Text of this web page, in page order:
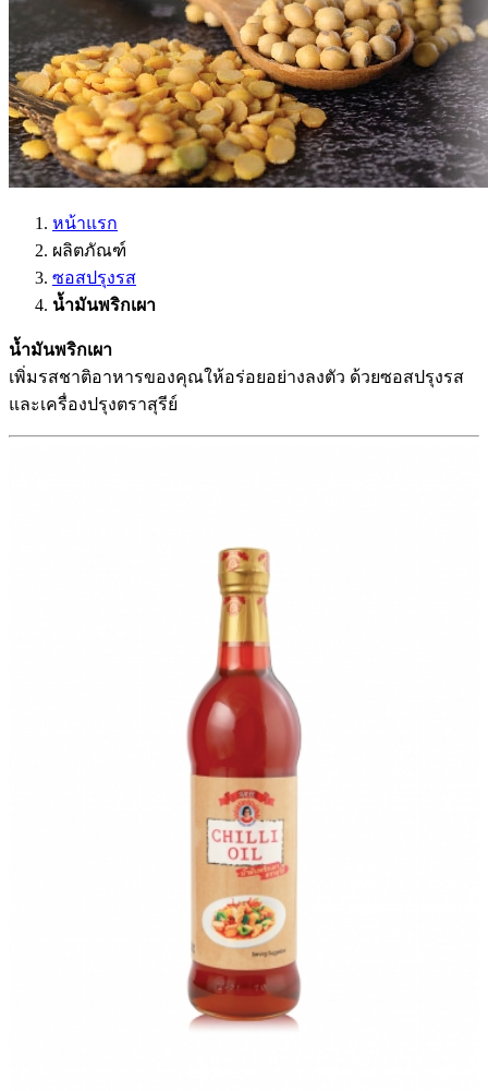
หน้าแรก
ผลิตภัณฑ์
ซอสปรุงรส
น้ำมันพริกเผา
น้ำมันพริกเผา
เพิ่มรสชาติอาหารของคุณให้อร่อยอย่างลงตัว ด้วยซอสปรุงรส
และเครื่องปรุงตราสุรีย์